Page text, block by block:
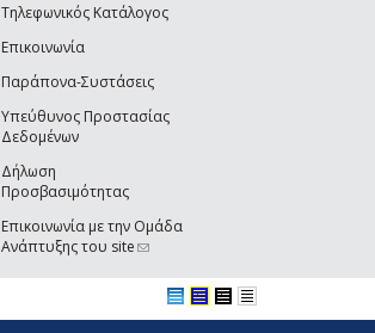
Τηλεφωνικός Κατάλογος
Επικοινωνία
Παράπονα-Συστάσεις
Υπεύθυνος Προστασίας
Δεδομένων
Δήλωση
Προσβασιμότητας
Επικοινωνία με την Ομάδα
Ανάπτυξης του site(link sends e-mail)